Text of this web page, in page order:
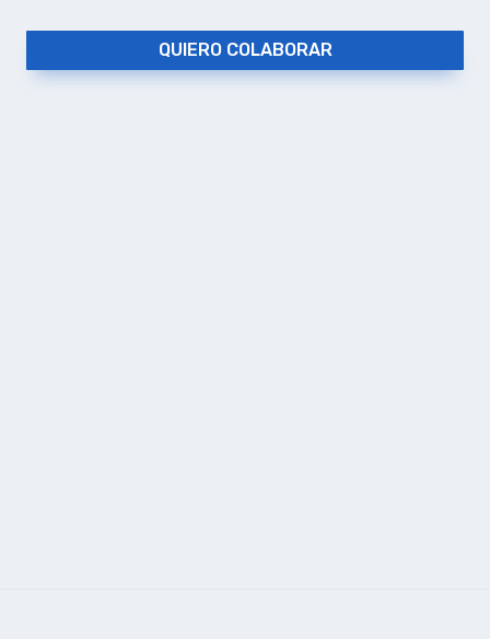
QUIERO COLABORAR